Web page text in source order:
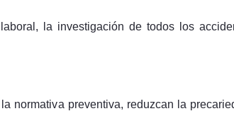
la investigación de todos los
normativa preventiva, reduzcan la